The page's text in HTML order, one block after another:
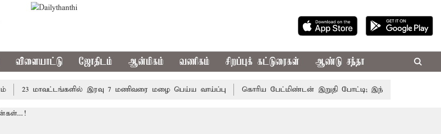
விளையாட்டு ஜோதிடம் ஆன்மிகம் வணிகம் சிறப்புக் கட்டுரைகள் ஆண்டு சந்தா
23 மாவட்டங்களில் இரவு 7 மணிவரை மழை பெய்ய வாய்ப்பு கொரிய பேட்மிண்டன் இறுதி போட்டி; இந்திய வீராங்கனை